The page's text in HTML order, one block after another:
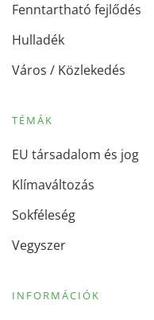
Fenntartható fejlődés
Hulladék
Város / Közlekedés
TÉMÁK
EU társadalom és jog
Klímaváltozás
Sokféleség
Vegyszer
INFORMÁCIÓK